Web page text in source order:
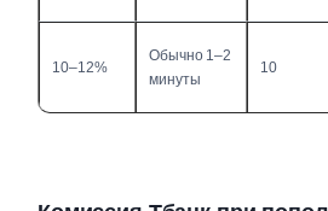
10–12%
Обычно 1–2
минуты
10